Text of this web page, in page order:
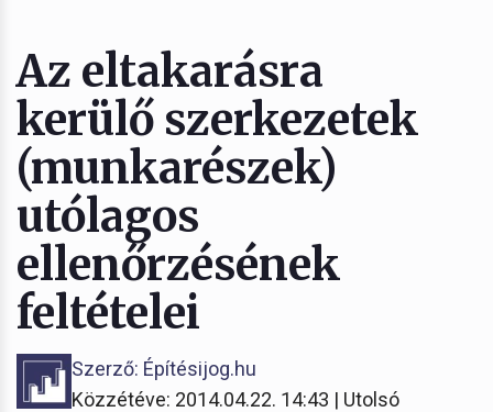
Az eltakarásra
kerülő szerkezetek
(munkarészek)
utólagos
ellenőrzésének
feltételei
Szerző: Építésijog.hu
Közzétéve: 2014.04.22. 14:43 | Utolsó